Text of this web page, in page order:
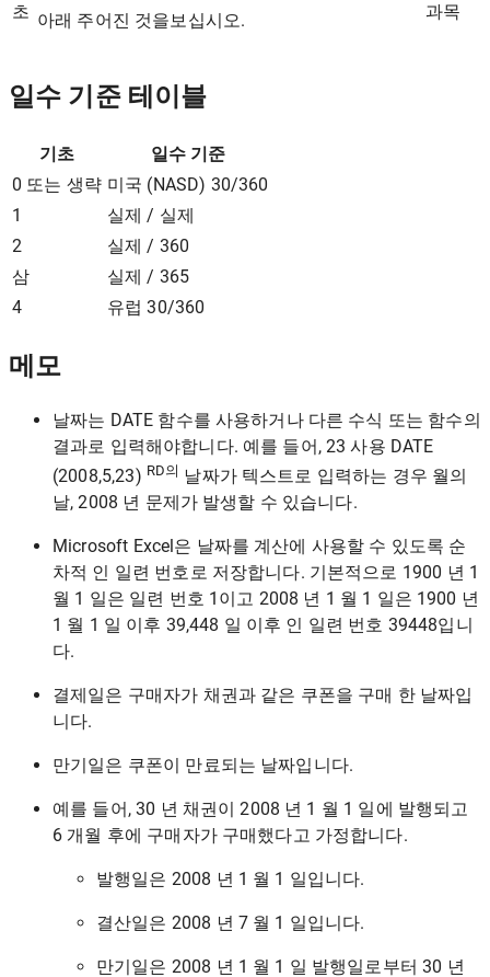
초 아래 주어진 것을보십시오.
과목
일수 기준 테이블
기초
일수 기준
0 또는 생략 미국 (NASD) 30/360
1
실제 / 실제
2
실제 / 360
삼
실제 / 365
4
유럽 ​​30/360
메모
날짜는 DATE 함수를 사용하거나 다른 수식 또는 함수의
결과로 입력해야합니다. 예를 들어, 23 사용 DATE
(2008,5,23) RD의 날짜가 텍스트로 입력하는 경우 월의
날, 2008 년 문제가 발생할 수 있습니다.
Microsoft Excel은 날짜를 계산에 사용할 수 있도록 순
차적 인 일련 번호로 저장합니다. 기본적으로 1900 년 1
월 1 일은 일련 번호 1이고 2008 년 1 월 1 일은 1900 년
1 월 1 일 이후 39,448 일 이후 인 일련 번호 39448입니
다.
결제일은 구매자가 채권과 같은 쿠폰을 구매 한 날짜입
니다.
만기일은 쿠폰이 만료되는 날짜입니다.
예를 들어, 30 년 채권이 2008 년 1 월 1 일에 발행되고
6 개월 후에 구매자가 구매했다고 가정합니다.
발행일은 2008 년 1 월 1 일입니다.
결산일은 2008 년 7 월 1 일입니다.
만기일은 2008 년 1 월 1 일 발행일로부터 30 년